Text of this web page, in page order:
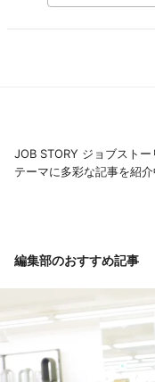
JOB STORY ジョブスト
テーマに多彩な記事を紹介
編集部のおすすめ記事